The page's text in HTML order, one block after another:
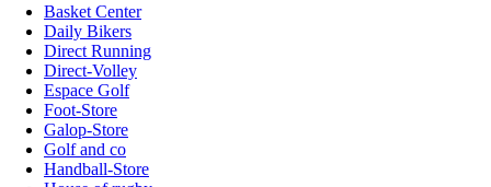
Basket Center
Daily Bikers
Direct Running
Direct-Volley
Espace Golf
Foot-Store
Galop-Store
Golf and co
Handball-Store